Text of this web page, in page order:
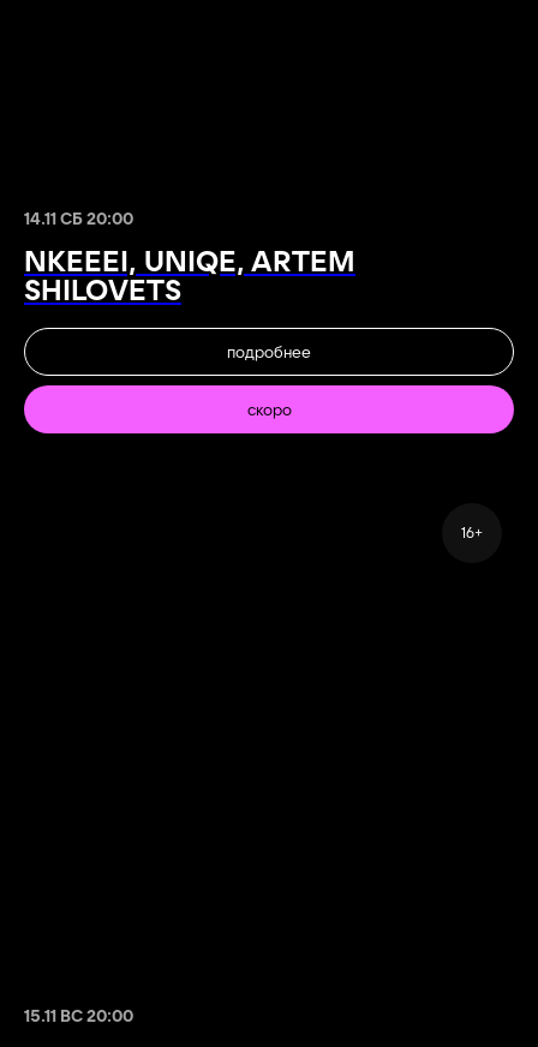
14.11 СБ 20:00
NKEEEI, UNIQE, ARTEM
SHILOVETS
подробнее
скоро
16+
15.11 ВС 20:00